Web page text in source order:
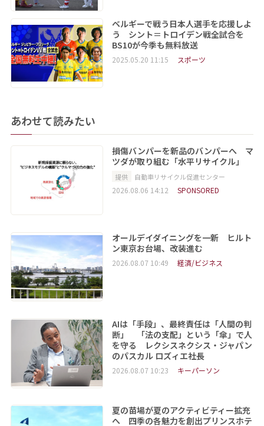
ベルギーで戦う日本人選手を応援しよ
う シント＝トロイデン戦全試合を
BS10が今季も無料放送
2025.05.20 11:15 スポーツ
あわせて読みたい
損傷バンパーを新品のバンパーへ マ
ツダが取り組む「水平リサイクル」
提供 自動車リサイクル促進センター
2026.08.06 14:12 SPONSORED
オールデイダイニングを一新 ヒルト
ン東京お台場、改装進む
2026.08.07 10:49 経済/ビジネス
AIは「手段」、最終責任は「人間の判
断」 「法の支配」という「傘」で人
を守る レクシスネクシス・ジャパン
のパスカル ロズィエ社長
2026.08.07 10:23 キーパーソン
夏の苗場が夏のアクティビティー拡充
へ 四季の各魅力を創出プリンスホテ